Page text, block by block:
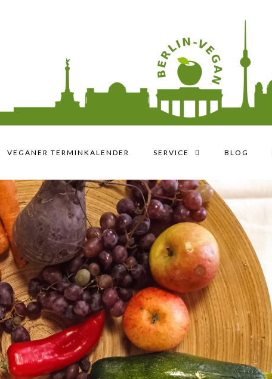
VEGANER TERMINKALENDER SERVICE BLOG